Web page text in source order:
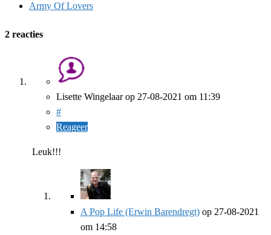
Army Of Lovers
2 reacties
Lisette Wingelaarop 27-08-2021 om 11:39
#
Reageer
Leuk!!!
A Pop Life (Erwin Barendregt) op 27-08-2021
om 14:58